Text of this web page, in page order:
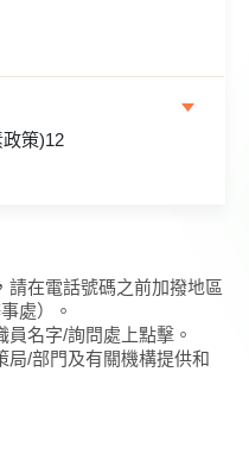
策)12
請在電話號碼之前加撥地區
處）。
名字/詢問處上點擊。
局/部門及有關機構提供和